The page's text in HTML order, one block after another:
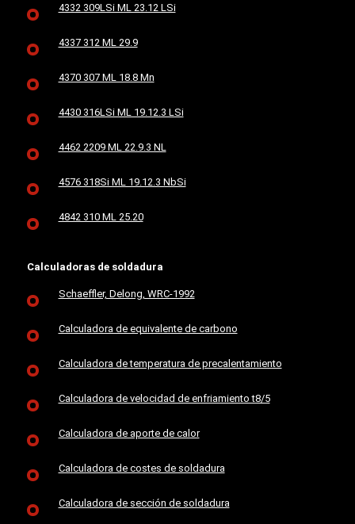
4332 309LSi ML 23.12 LSi
4337 312 ML 29.9
4370 307 ML 18.8 Mn
4430 316LSi ML 19.12.3 LSi
4462 2209 ML 22.9.3 NL
4576 318Si ML 19.12.3 NbSi
4842 310 ML 25.20
Calculadoras de soldadura
Schaeffler, Delong, WRC-1992
Calculadora de equivalente de carbono
Calculadora de temperatura de precalentamiento
Calculadora de velocidad de enfriamiento t8/5
Calculadora de aporte de calor
Calculadora de costes de soldadura
Calculadora de sección de soldadura